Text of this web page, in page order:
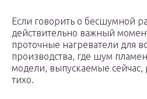
Если говорить о бесшумной
действительно важный
проточные нагреватели для
производства, где шум
модели, выпускаемые сейчас,
тихо.